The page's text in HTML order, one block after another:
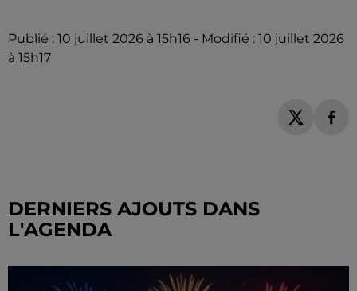
Publié : 10 juillet 2026 à 15h16 - Modifié : 10 juillet 2026
à 15h17
DERNIERS AJOUTS DANS
L'AGENDA